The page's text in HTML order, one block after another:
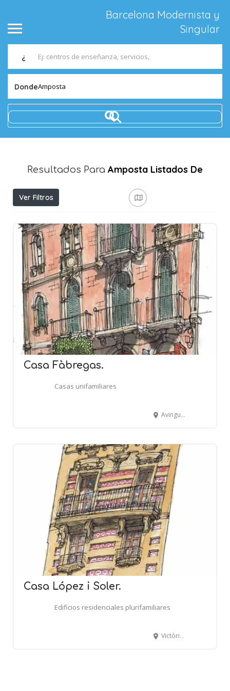
Barcelona Modernista y
Singular
¿
DondeAmposta
Resultados Para Amposta Listados De
Ver Filtros
Casa Fàbregas.
Casas unifamiliares
Avinguda de la Ràpita, 85 - Terol - AMPOSTA
Casa López i Soler.
Edificios residenciales plurifamiliares
Victòria, 6 - AMPOSTA